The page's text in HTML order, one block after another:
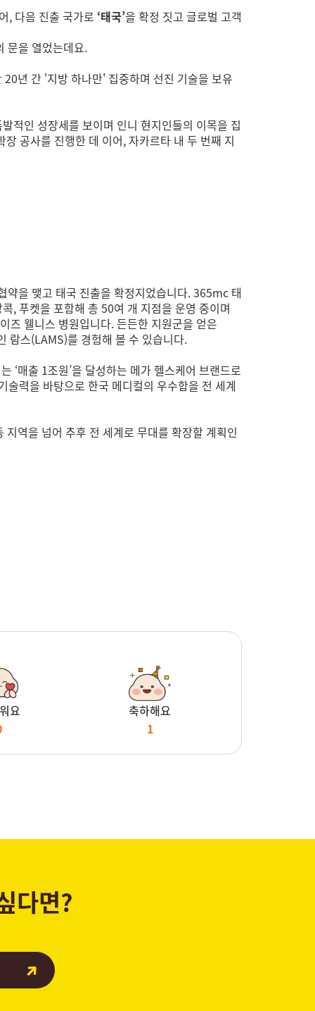
, 다음 진출 국가로 ‘태국’을 확정 짓고 글로벌 고객
문을 열었는데요.
년 간 '지방 하나만' 집중하며 선진 기술을 보유
적인 성장세를 보이며 인니 현지인들의 이목을 집
공사를 진행한 데 이어, 자카르타 내 두 번째 지
을 맺고 태국 진출을 확정지었습니다. 365mc 태
, 푸켓을 포함해 총 50여 개 지점을 운영 중이며
즈 웰니스 병원입니다. 든든한 지원군을 얻은
람스(LAMS)를 경험해 볼 수 있습니다.
‘매출 1조원’을 달성하는 메가 헬스케어 브랜드로
력을 바탕으로 한국 메디컬의 우수함을 전 세계
역을 넘어 추후 전 세계로 무대를 확장할 계획인
요
축하해요
1
다면?